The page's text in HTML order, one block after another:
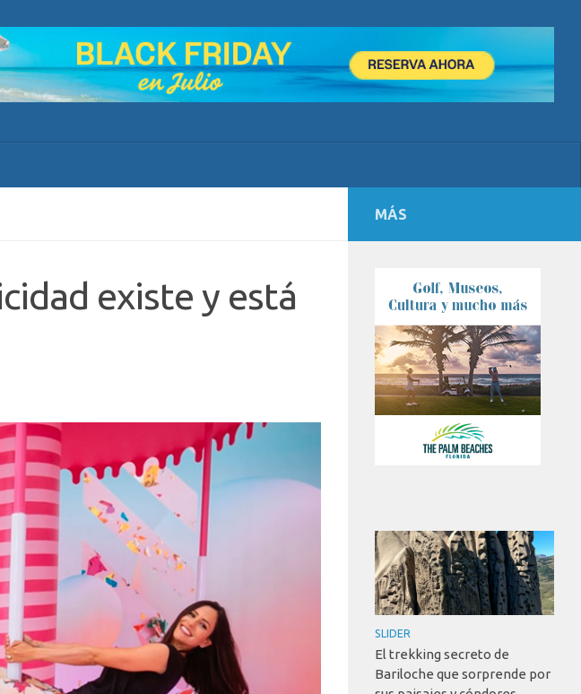
existe y está
MÁS
SLIDER
El trekking secreto de
Bariloche que sorprende por